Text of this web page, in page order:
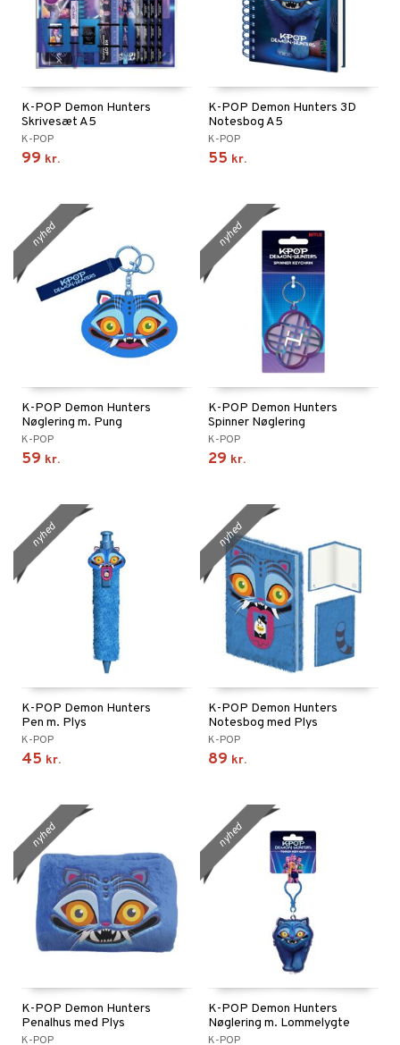
K-POP Demon Hunters
Skrivesæt A5
K-POP
99 kr.
K-POP Demon Hunters 3D
Notesbog A5
K-POP
55 kr.
K-POP Demon Hunters
Nøglering m. Pung
K-POP
59 kr.
nyhed
K-POP Demon Hunters
Spinner Nøglering
K-POP
29 kr.
nyhed
K-POP Demon Hunters
Pen m. Plys
K-POP
45 kr.
nyhed
K-POP Demon Hunters
Notesbog med Plys
K-POP
89 kr.
nyhed
K-POP Demon Hunters
Penalhus med Plys
K-POP
nyhed
K-POP Demon Hunters
Nøglering m. Lommelygte
K-POP
nyhed